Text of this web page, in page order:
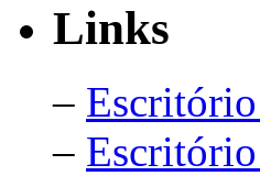
Links
–
–